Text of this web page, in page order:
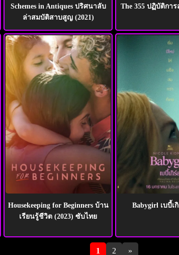
Schemes in Antiques ปริศนาลับ
ล่าสมบัติสาบสูญ (2021)
The 355 ปฏิบัติการ
Housekeeping for Beginners บ้าน
เรียนรู้ชีวิต (2023) ซับไทย
Babygirl เบบี้เ
Pagination
1 2 »